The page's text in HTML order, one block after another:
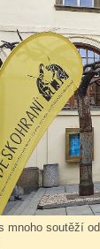
mnoho soutěží